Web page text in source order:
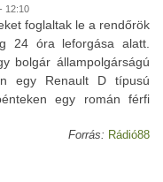
12:10
foglaltak le a rendőrök
24 óra leforgása alatt.
bolgár állampolgárságú
egy Renault D típusú
egy román férfi
Forrás: Rádió88